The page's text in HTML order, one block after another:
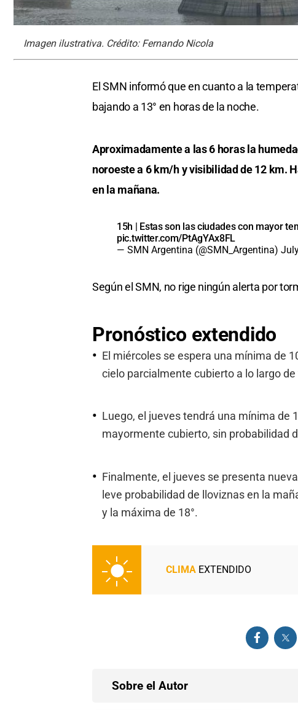
Imagen ilustrativa. Crédito: Fernando Nicola
El SMN informó que en cuanto a la
bajando a 13° en horas de la noche.
Aproximadamente a las 6 horas la
noroeste a 6 km/h y visibilidad de 12 km.
en la mañana.
15h | Estas son las ciudades con mayor
pic.twitter.com/PtAgYAx8FL
— SMN Argentina (@SMN_Argentina)
Según el SMN, no rige ningún alerta por
Pronóstico extendido
El miércoles se espera una mínima de
cielo parcialmente cubierto a lo largo de
Luego, el jueves tendrá una mínima de
mayormente cubierto, sin probabilidad
Finalmente, el jueves se presenta
leve probabilidad de lloviznas en la
y la máxima de 18°.
CLIMA EXTENDIDO
Sobre el Autor